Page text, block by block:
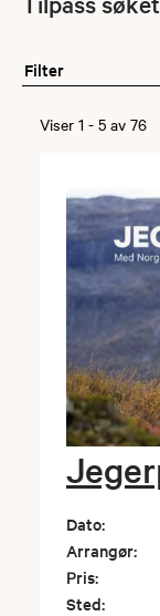
Filter
Viser 1 - 5 av 76
Dato:
Arrangør:
Pris:
Sted: